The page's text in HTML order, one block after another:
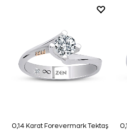
0,14 Karat Forevermark Tektaş